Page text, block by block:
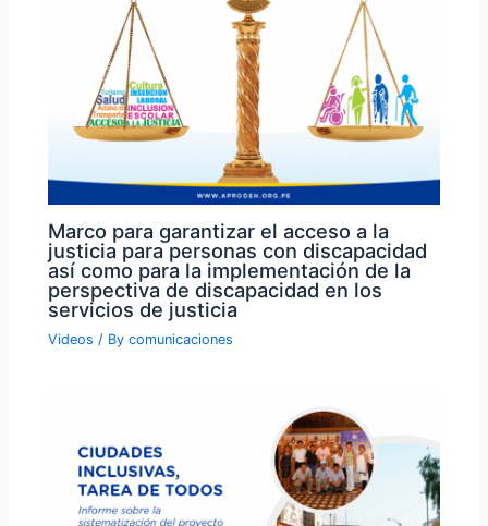
Marco para garantizar el acceso a la
justicia para personas con discapacidad
así como para la implementación de la
perspectiva de discapacidad en los
servicios de justicia
Videos / Bycomunicaciones